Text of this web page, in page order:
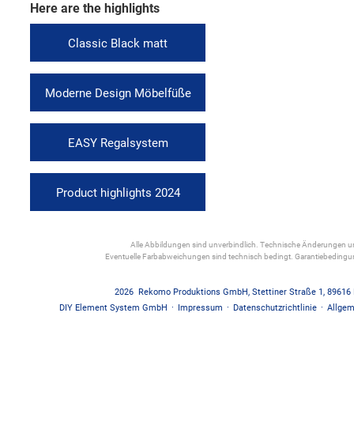
Here are the highlights
Classic Black matt
Moderne Design Möbelfüße
EASY Regalsystem
Product highlights 2024
Alle Abbildungen sind unverbindlich. Technische Änderungen
Eventuelle Farbabweichungen sind technisch bedingt.
2026 Rekomo Produktions GmbH, Stettiner Straße 1, 89616
DIY Element System GmbH · Impressum · Datenschutzrichtlinie ·